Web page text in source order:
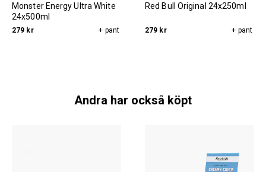
Monster Energy Ultra White
24x500ml
279 kr + pant
Red Bull Original 24x250ml
279 kr + pant
Andra har också köpt